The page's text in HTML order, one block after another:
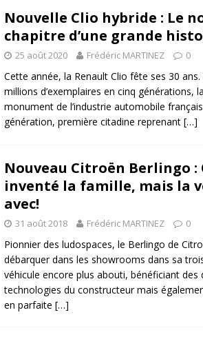
Nouvelle Clio hybride : Le
chapitre d’une grande
25 août 2020 Frédéric MARTINEZ 0
Cette année, la Renault Clio fête ses 30
millions d’exemplaires en cinq générations,
monument de l’industrie automobile
génération, première citadine reprenant […]
Nouveau Citroën Berlingo :
inventé la famille, mais la
avec!
31 août 2018 Frédéric MARTINEZ 0
Pionnier des ludospaces, le Berlingo de
débarquer dans les showrooms dans sa
véhicule encore plus abouti, bénéficiant des
technologies du constructeur mais
en parfaite […]